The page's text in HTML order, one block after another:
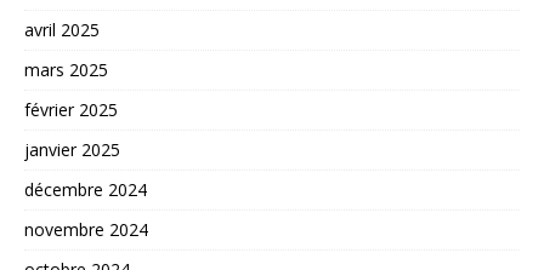
avril 2025
mars 2025
février 2025
janvier 2025
décembre 2024
novembre 2024